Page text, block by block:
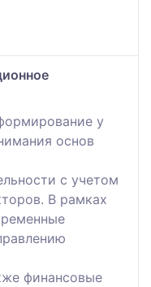
у
основ
с учетом
В рамках
финансовые